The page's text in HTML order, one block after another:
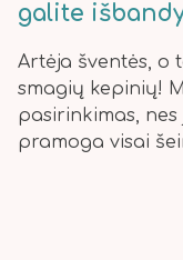
galite
Artėja šventės, o
smagių kepinių!
pasirinkimas,
pramoga visai